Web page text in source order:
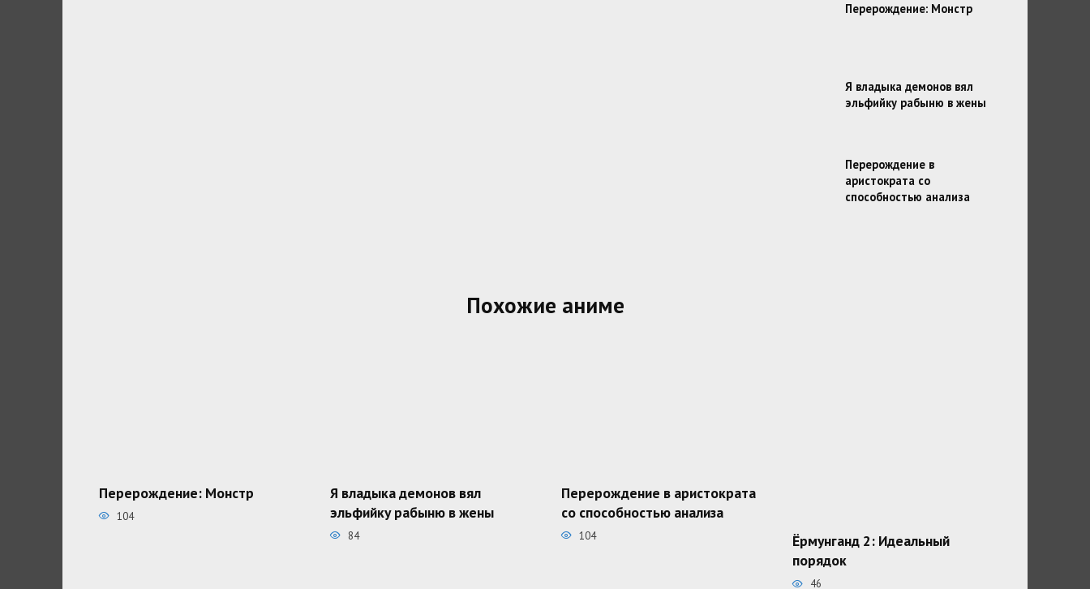
Перерождение: Монстр
Я владыка демонов вял
эльфийку рабыню в жены
Перерождение в
аристократа со
способностью анализа
Похожие аниме
Перерождение: Монстр
104
Я владыка демонов вял
эльфийку рабыню в жены
84
Перерождение в аристократа
со способностью анализа
104
Ёрмунганд 2: Идеальный
порядок
46